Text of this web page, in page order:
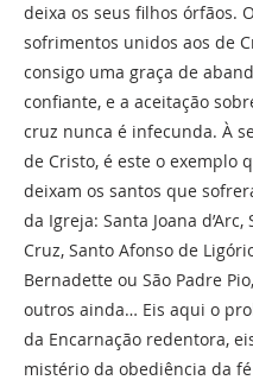
deixa os seus filhos órfãos.
sofrimentos unidos aos de
consigo uma graça de
confiante, e a aceitação
cruz nunca é infecunda. À
de Cristo, é este o exemplo
deixam os santos que
da Igreja: Santa Joana d’Arc,
Cruz, Santo Afonso de
Bernadette ou São Padre
outros ainda… Eis aqui o
da Encarnação redentora,
mistério da obediência da